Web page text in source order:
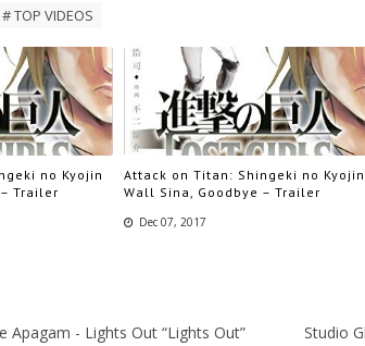
# TOP VIDEOS
no Kyojin
Trailer
Attack on Titan: Shingeki no Kyojin
Wall Sina, Goodbye – Trailer
Dec 07, 2017
Apagam - Lights Out “Lights Out”
Studio